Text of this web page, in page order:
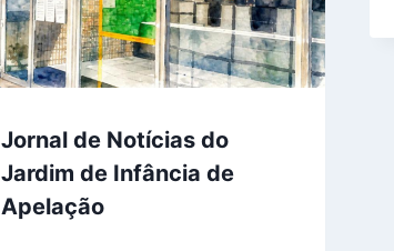
Jornal de Notícias do
Jardim de Infância de
Apelação